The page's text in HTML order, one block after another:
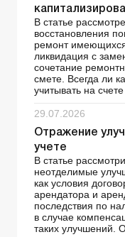
В статье
восстановления
ремонт имеющихся
ликвидация с
сочетание
смете. Всегда ли
учитывать на
29.07.2026
Отражение
учете
В статье
неотделимые
как условия
арендатора и
последствия по
в случае
таких улучшений.